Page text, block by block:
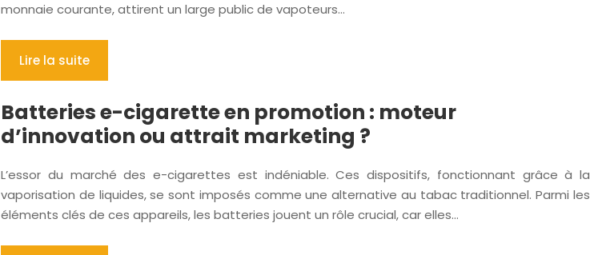
monnaie courante, attirent un large public de vapoteurs…
Lire la suite
Batteries e-cigarette en promotion : moteur
d’innovation ou attrait marketing ?
L’essor du marché des e-cigarettes est indéniable. Ces dispositifs, fonctionnant grâce à la
vaporisation de liquides, se sont imposés comme une alternative au tabac traditionnel. Parmi les
éléments clés de ces appareils, les batteries jouent un rôle crucial, car elles…